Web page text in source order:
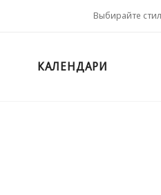
Выбирайте
КАЛЕНДАРИ